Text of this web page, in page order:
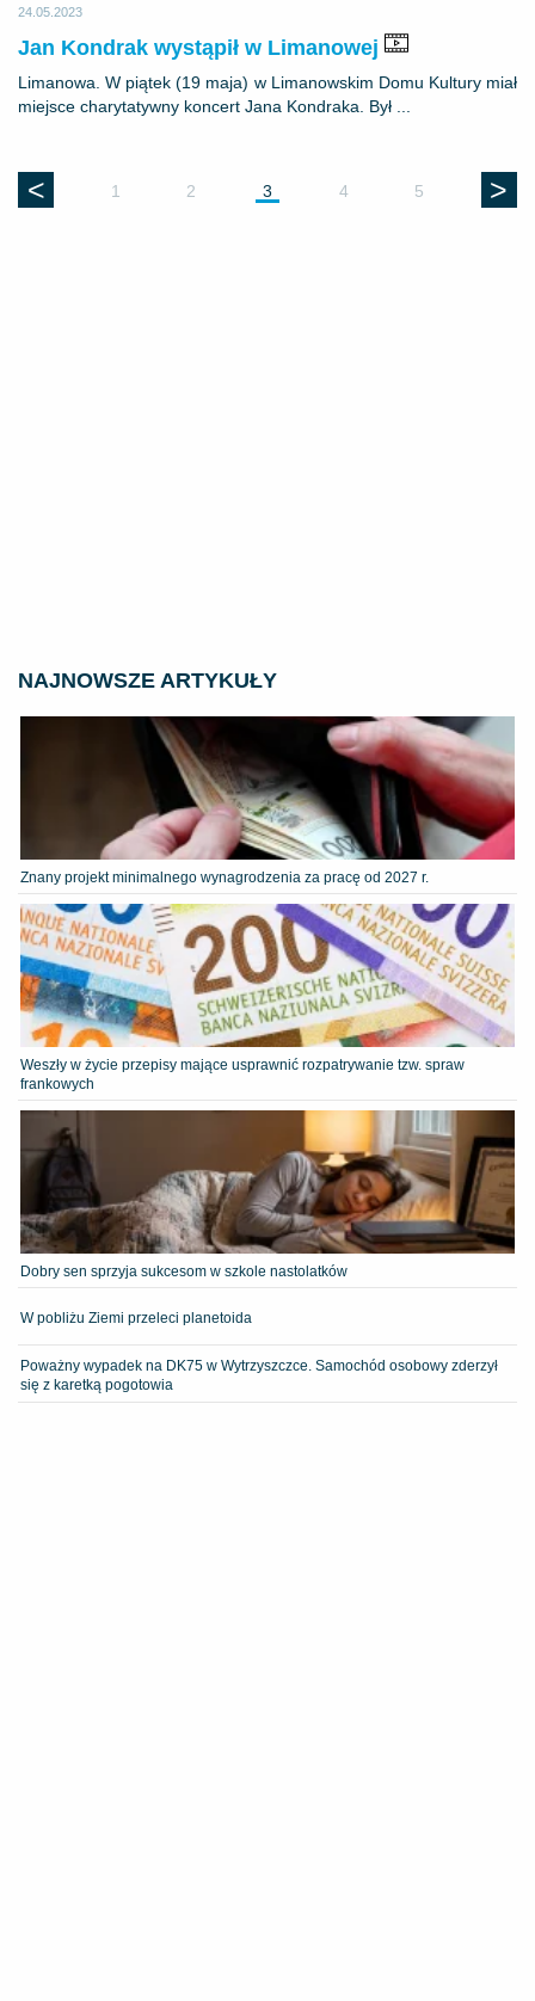
24.05.2023
Jan Kondrak wystąpił w Limanowej
Limanowa. W piątek (19 maja) w Limanowskim Domu Kultury miał
miejsce charytatywny koncert Jana Kondraka. Był ...
< 1 2 3 4 5 >
NAJNOWSZE ARTYKUŁY
Znany projekt minimalnego wynagrodzenia za pracę od 2027 r.
Weszły w życie przepisy mające usprawnić rozpatrywanie tzw. spraw
frankowych
Dobry sen sprzyja sukcesom w szkole nastolatków
W pobliżu Ziemi przeleci planetoida
Poważny wypadek na DK75 w Wytrzyszczce. Samochód osobowy zderzył
się z karetką pogotowia